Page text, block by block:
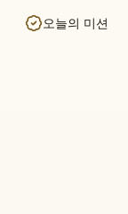
오늘의 미션